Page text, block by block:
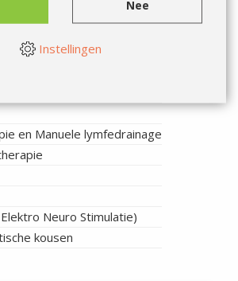
Nee
Instellingen
en Manuele lymfedrainage
Neuro Stimulatie)
kousen